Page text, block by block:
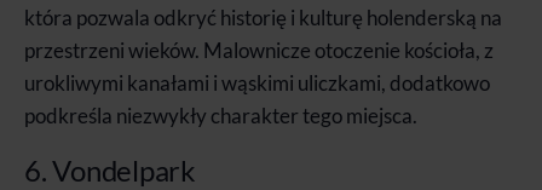
która pozwala odkryć historię i kulturę holenderską na
przestrzeni wieków. Malownicze otoczenie kościoła, z
urokliwymi kanałami i wąskimi uliczkami, dodatkowo
podkreśla niezwykły charakter tego miejsca.
6. Vondelpark